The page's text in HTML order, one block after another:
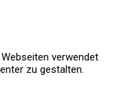
verwendet
zu gestalten.